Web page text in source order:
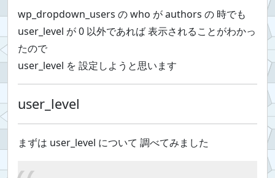
wp_dropdown_users の who が authors の 時でも
user_level が 0 以外であれば 表示されることがわかっ
たので
user_level を 設定しようと思います
user_level
まずは user_level について 調べてみました